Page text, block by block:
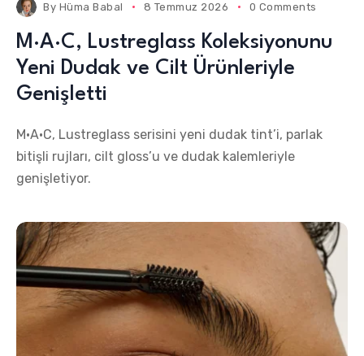
By Hüma Babal 8 Temmuz 2026 0 Comments
M·A·C, Lustreglass Koleksiyonunu
Yeni Dudak ve Cilt Ürünleriyle
Genişletti
M·A·C, Lustreglass serisini yeni dudak tint’i, parlak
bitişli rujları, cilt gloss’u ve dudak kalemleriyle
genişletiyor.